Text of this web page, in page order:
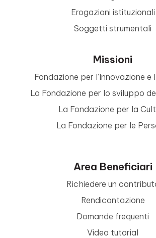
Erogazioni istituzionali
Soggetti strumentali
Missioni
Fondazione per l’Innovazione e
La Fondazione per lo sviluppo
La Fondazione per la
La Fondazione per le
Area Beneficiari
Richiedere un
Rendicontazione
Domande frequenti
Video tutorial